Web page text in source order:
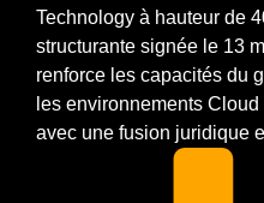
Technology à hauteur de
structurante signée le 13
renforce les capacités du
les environnements
avec une fusion juridique